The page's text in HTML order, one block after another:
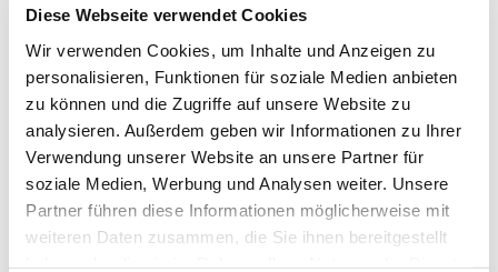
Diese Webseite verwendet Cookies
Wir verwenden Cookies, um Inhalte und Anzeigen zu
personalisieren, Funktionen für soziale Medien anbieten
zu können und die Zugriffe auf unsere Website zu
analysieren. Außerdem geben wir Informationen zu Ihrer
Verwendung unserer Website an unsere Partner für
soziale Medien, Werbung und Analysen weiter. Unsere
Partner führen diese Informationen möglicherweise mit
weiteren Daten zusammen, die Sie ihnen bereitgestellt